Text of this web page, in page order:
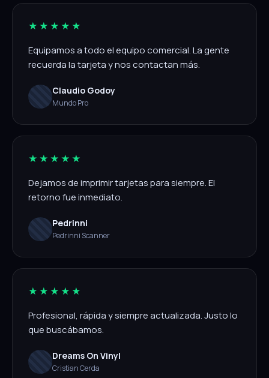
★★★★★
Equipamos a todo el equipo comercial. La gente
recuerda la tarjeta y nos contactan más.
Claudio Godoy
Mundo Pro
★★★★★
Dejamos de imprimir tarjetas para siempre. El
retorno fue inmediato.
Pedrinni
Pedrinni Scanner
★★★★★
Profesional, rápida y siempre actualizada. Justo lo
que buscábamos.
Dreams On Vinyl
Cristian Cerda